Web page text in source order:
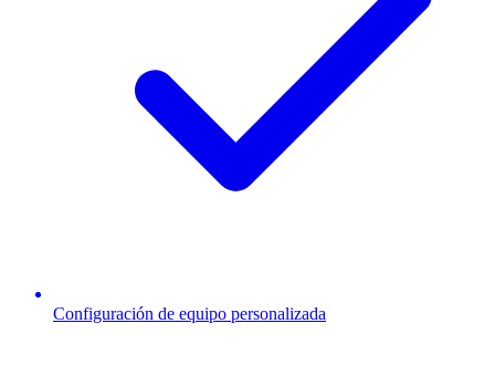
Configuración de equipo personalizada